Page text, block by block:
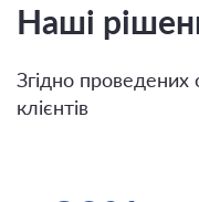
Наші
Згідно
клієнтів